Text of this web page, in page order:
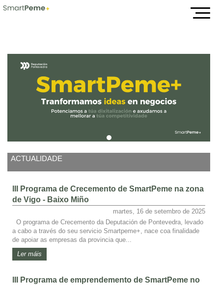
Inicio
ACTUALIDADE
III Programa de Crecemento de SmartPeme na zona
de Vigo - Baixo Miño
martes, 16 de setembro de 2025
O programa de Crecemento da Deputación de Pontevedra, levado
a cabo a través do seu servicio Smartpeme+, nace coa finalidade
de apoiar as empresas da provincia que...
Ler máis
III Programa de emprendemento de SmartPeme no